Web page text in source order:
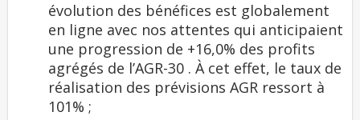
évolution des bénéfices est globalement
en ligne avec nos attentes qui anticipaient
une progression de +16,0% des profits
agrégés de l’AGR-30 . À cet effet, le taux de
réalisation des prévisions AGR ressort à
101% ;